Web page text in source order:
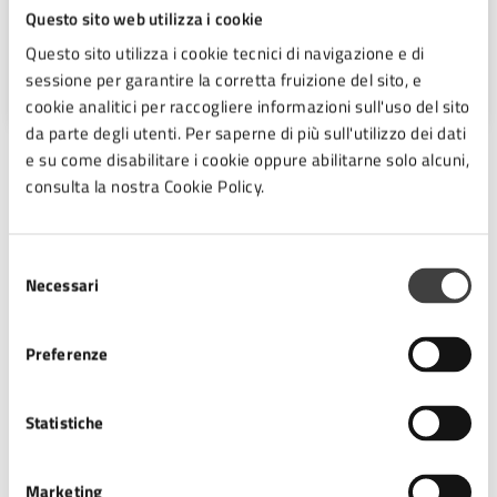
Questo sito web utilizza i cookie
Questo sito utilizza i cookie tecnici di navigazione e di
sessione per garantire la corretta fruizione del sito, e
cookie analitici per raccogliere informazioni sull'uso del sito
da parte degli utenti. Per saperne di più sull'utilizzo dei dati
e su come disabilitare i cookie oppure abilitarne solo alcuni,
consulta la nostra Cookie Policy.
delNecessari
Preferenze
Statistiche
Marketing
innovazione tecnologica
Piazza del Popolo 10, Cesena (FC),
47521
Argomenti:
Ulteriori informazioni
Normativa